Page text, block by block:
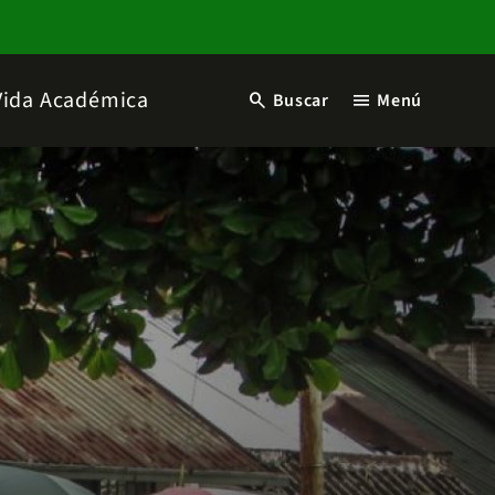
Académica search Buscar menu Menú